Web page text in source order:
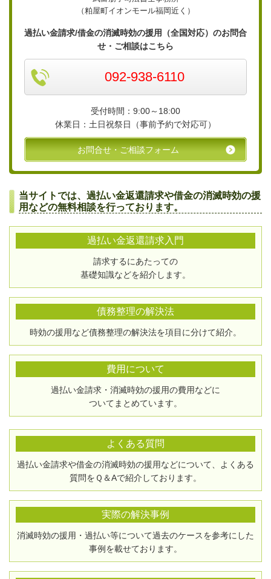
（粕屋町イオンモール福岡近く）
過払い金請求/借金の消滅時効の援用（全国対応）のお問合
せ・ご相談はこちら
092-938-6110
受付時間：9:00～18:00
休業日：土日祝祭日（事前予約で対応可）
お問合せ・ご相談フォーム
当サイトでは、過払い金返還請求や借金の消滅時効の援
用などの無料相談を行っております。
過払い金返還請求入門
請求するにあたっての
基礎知識などを紹介します。
債務整理の解決法
時効の援用など債務整理の解決法を項目に分けて紹介。
費用について
過払い金請求・消滅時効の援用の費用などに
ついてまとめています。
よくある質問
過払い金請求や借金の消滅時効の援用などについて、よくある
質問をＱ＆Aで紹介しております。
実際の解決事例
消滅時効の援用・過払い等について過去のケースを参考にした
事例を載せております。